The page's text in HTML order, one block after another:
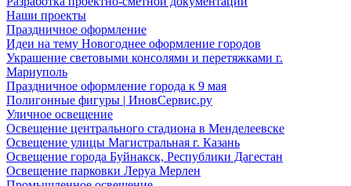
Наши проекты
Праздничное оформление
Идеи на тему Новогоднее оформление городов
Украшение световыми консолями и перетяжками г.
Мариуполь
Праздничное оформление города к 9 мая
Полигонные фигуры | ИновСервис.ру
Уличное освещение
Освещение центрального стадиона в Менделеевске
Освещение улицы Магистральная г. Казань
Освещение города Буйнакск, Республики Дагестан
Освещение парковки Леруа Мерлен